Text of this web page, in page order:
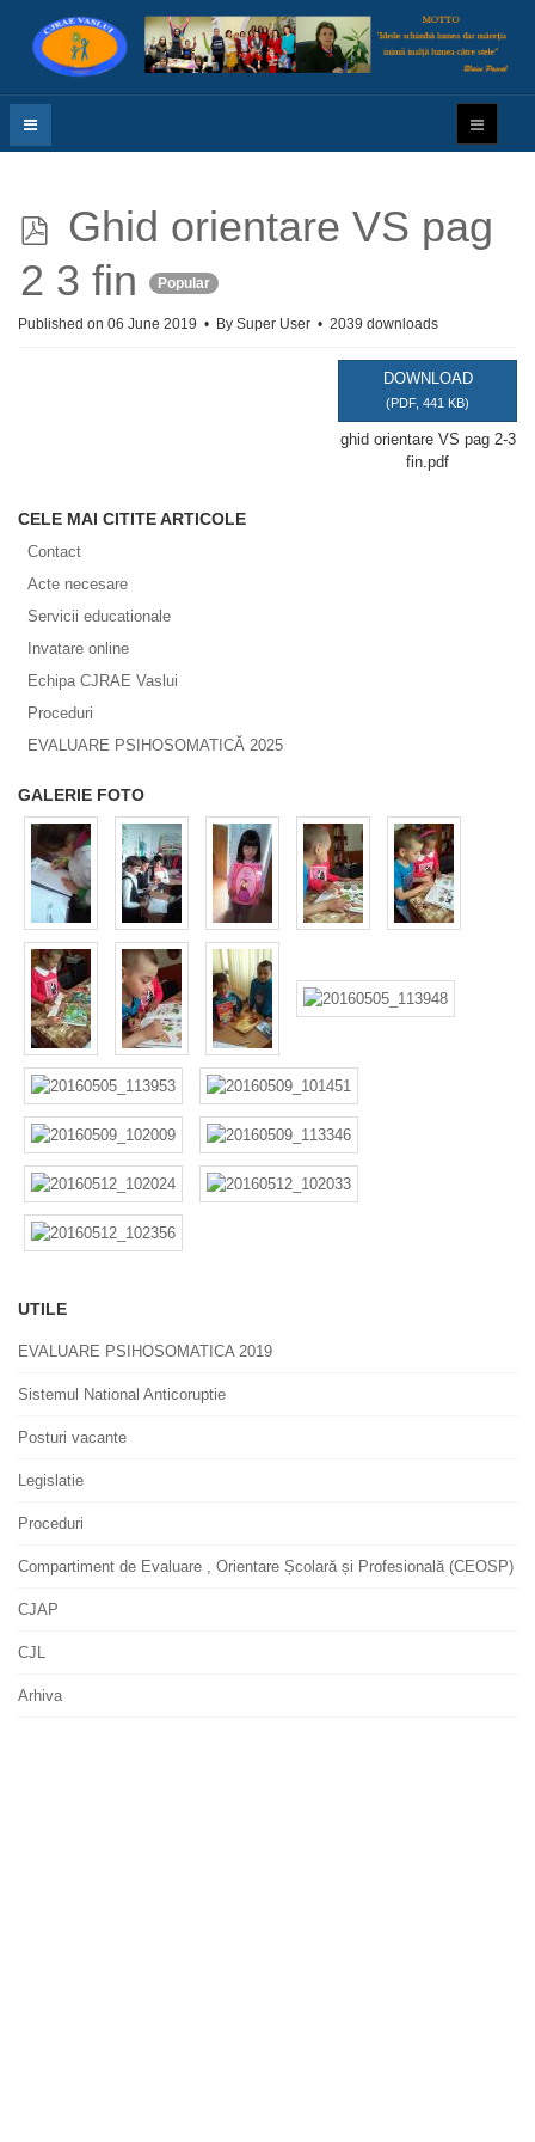
p
d
f
Ghid orientare VS pag
2 3 fin
Popular
Published on 06 June 2019 By Super User 2039 downloads
DOWNLOAD
(PDF, 441 KB)
ghid orientare VS pag 2-3
fin.pdf
CELE MAI CITITE ARTICOLE
Contact
Acte necesare
Servicii educationale
Invatare online
Echipa CJRAE Vaslui
Proceduri
EVALUARE PSIHOSOMATICĂ 2025
GALERIE FOTO
UTILE
EVALUARE PSIHOSOMATICA 2019
Sistemul National Anticoruptie
Posturi vacante
Legislatie
Proceduri
Compartiment de Evaluare , Orientare Școlară și Profesională (CEOSP)
CJAP
CJL
Arhiva